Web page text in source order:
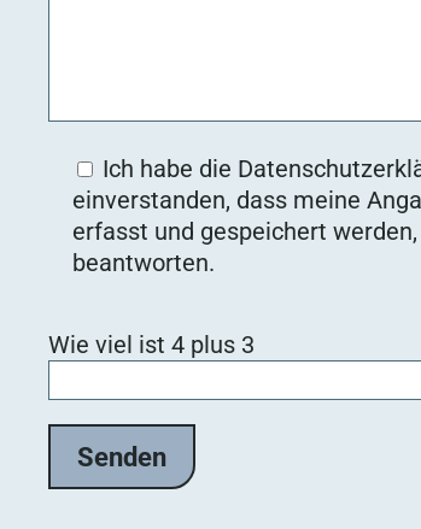
Ich habe die
einverstanden, dass meine
erfasst und gespeichert
beantworten.
i
Wie viel ist 4 plus 3